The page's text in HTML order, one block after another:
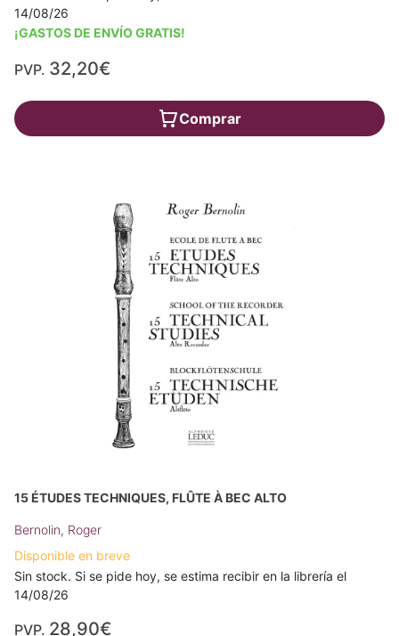
14/08/26
¡GASTOS DE ENVÍO GRATIS!
PVP. 32,20€
Comprar
15 ÉTUDES TECHNIQUES, FLÛTE À BEC ALTO
Bernolin, Roger
Disponible en breve
Sin stock. Si se pide hoy, se estima recibir en la librería el
14/08/26
PVP. 28,90€